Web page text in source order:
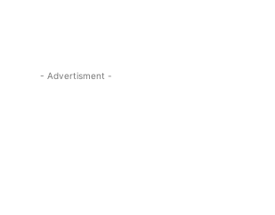
- Advertisment -